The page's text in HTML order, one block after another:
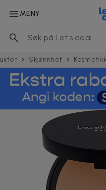
MENY
Skjønnhet Kosmetikk